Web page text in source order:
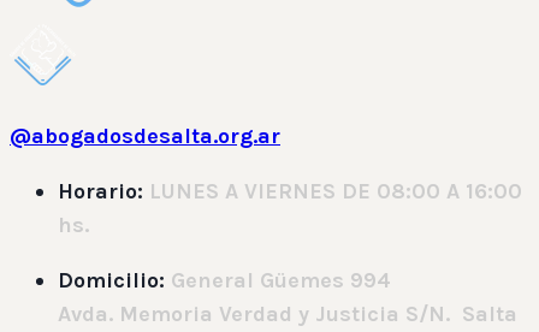
@abogadosdesalta.org.ar
Horario: LUNES A VIERNES DE 08:00 A 16:00
hs.
Domicilio: General Güemes 994
Avda. Memoria Verdad y Justicia S/N. Salta